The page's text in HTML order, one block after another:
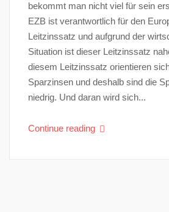
bekommt man nicht viel für sein
EZB ist verantwortlich für den
Leitzinssatz und aufgrund der
Situation ist dieser Leitzinssatz
diesem Leitzinssatz orientieren
Sparzinsen und deshalb sind die
niedrig. Und daran wird sich...
Continue reading